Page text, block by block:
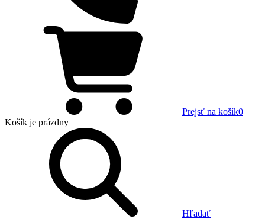
Prejsť na košík0
Košík je prázdny
Hľadať